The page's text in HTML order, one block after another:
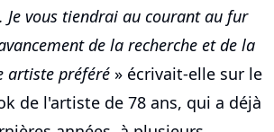
vous tiendrai au courant au fur
de la recherche et de la
artiste préféré » écrivait-elle sur le
de l'artiste de 78 ans, qui a déjà